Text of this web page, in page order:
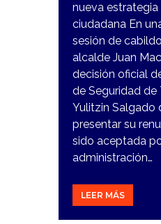
nueva estrategia
ciudadana En
sesión de
alcalde Juan
decisión oficial
de Seguridad de
Yulitzin Salgado
presentar su
sido aceptada
administración…
LEER MÁS
18